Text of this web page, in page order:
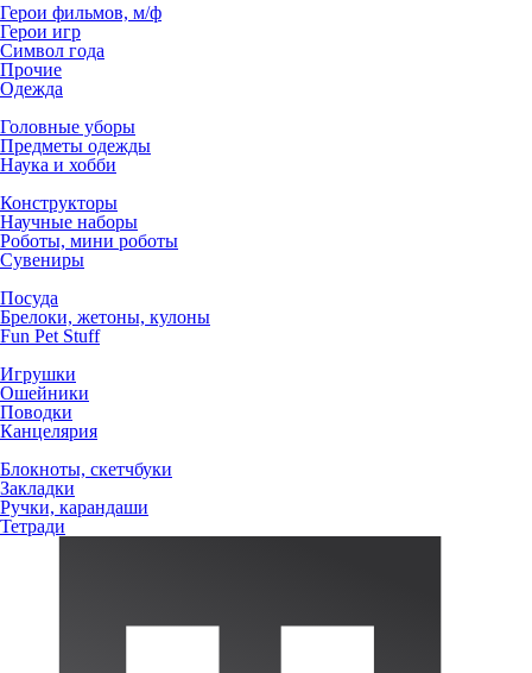
Герои фильмов, м/ф
Герои игр
Символ года
Прочие
Одежда
Головные уборы
Предметы одежды
Наука и хобби
Конструкторы
Научные наборы
Роботы, мини роботы
Сувениры
Посуда
Брелоки, жетоны, кулоны
Fun Pet Stuff
Игрушки
Ошейники
Поводки
Канцелярия
Блокноты, скетчбуки
Закладки
Ручки, карандаши
Тетради